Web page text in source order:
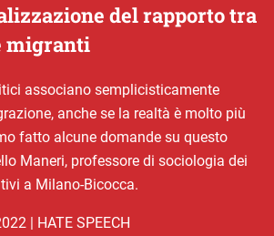
del rapporto tra
migranti
associano semplicisticamente
anche se la realtà è molto più
fatto alcune domande su questo
Maneri, professore di sociologia dei
a Milano-Bicocca.
| HATE SPEECH